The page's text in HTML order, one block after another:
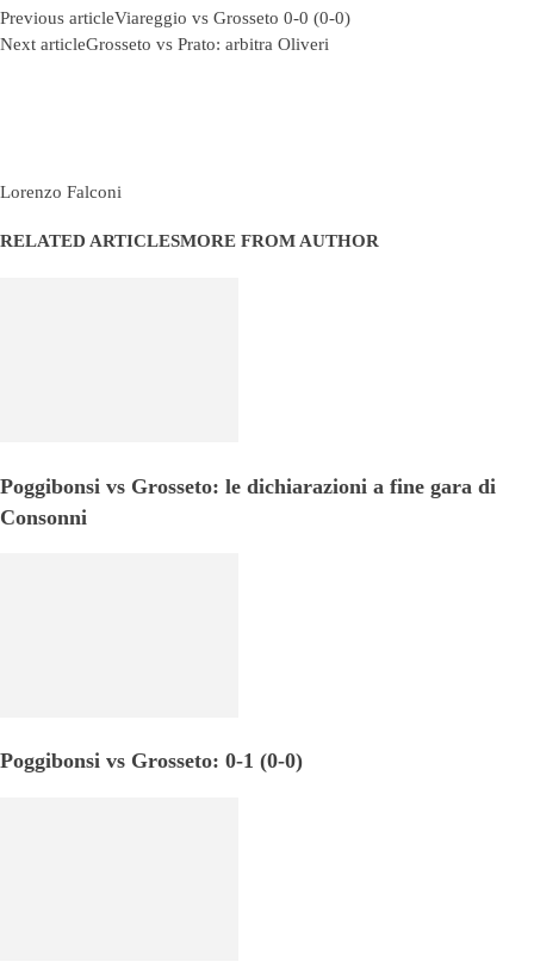
Previous articleViareggio vs Grosseto 0-0 (0-0)
Next articleGrosseto vs Prato: arbitra Oliveri
Lorenzo Falconi
RELATED ARTICLESMORE FROM AUTHOR
Poggibonsi vs Grosseto: le dichiarazioni a fine gara di
Consonni
Poggibonsi vs Grosseto: 0-1 (0-0)